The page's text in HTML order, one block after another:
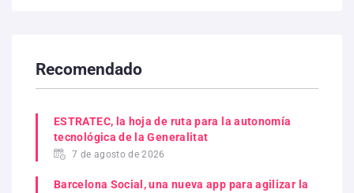
Recomendado
ESTRATEC, la hoja de ruta para la autonomía
tecnológica de la Generalitat
7 de agosto de 2026
Barcelona Social, una nueva app para agilizar la